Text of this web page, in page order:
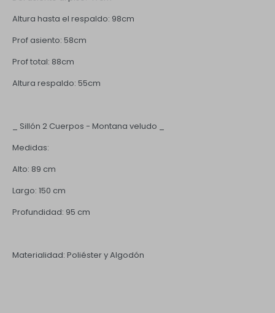
Altura hasta el respaldo: 98cm
Prof asiento: 58cm
Prof total: 88cm
Altura respaldo: 55cm
_ Sillón 2 Cuerpos - Montana veludo _
Medidas:
Alto: 89 cm
Largo: 150 cm
Profundidad: 95 cm
Materialidad: Poliéster y Algodón